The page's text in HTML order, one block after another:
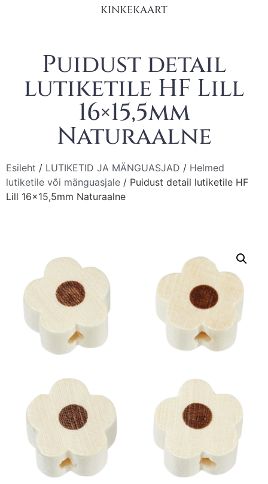
KINKEKAART
Puidust detail
lutiketile HF Lill
16×15,5mm
Naturaalne
Esileht / LUTIKETID JA MÄNGUASJAD / Helmed
lutiketile või mänguasjale / Puidust detail lutiketile HF
Lill 16×15,5mm Naturaalne